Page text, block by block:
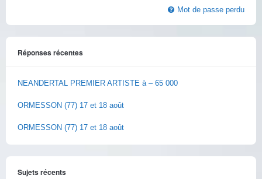
Mot de passe perdu
Réponses récentes
NEANDERTAL PREMIER ARTISTE à – 65 000
ORMESSON (77) 17 et 18 août
ORMESSON (77) 17 et 18 août
Sujets récents